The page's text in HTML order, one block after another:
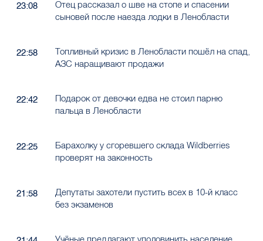
Отец рассказал о шве на стопе и спасении
Топливный кризис в Ленобласти пошёл на спад,
Подарок от девочки едва не стоил парню
Барахолку у сгоревшего склада Wildberries
Депутаты захотели пустить всех в 10-й класс